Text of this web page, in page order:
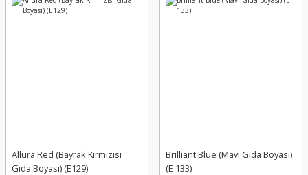
Allura Red (Bayrak Kırmızısı
Gıda Boyası) (E129)
Brilliant Blue (Mavi Gıda Boyası)
(E 133)